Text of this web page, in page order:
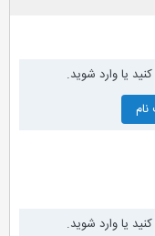
یا وارد شوید.
یا وارد شوید.